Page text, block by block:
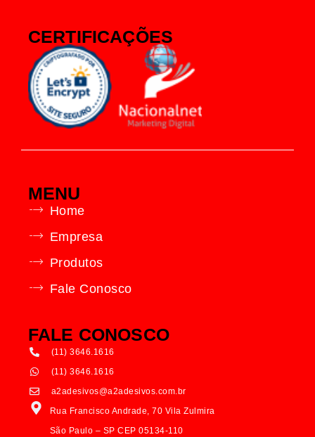
CERTIFICAÇÕES
MENU
Home
Empresa
Produtos
Fale Conosco
FALE CONOSCO
(11) 3646.1616
(11) 3646.1616
a2adesivos@a2adesivos.com.br
Rua Francisco Andrade, 70 Vila Zulmira
São Paulo – SP CEP 05134-110